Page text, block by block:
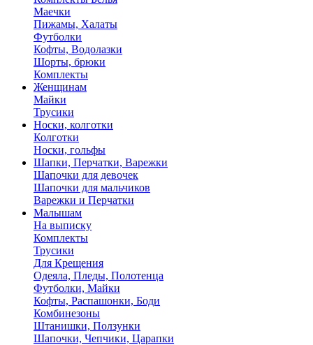
Маечки
Пижамы, Халаты
Футболки
Кофты, Водолазки
Шорты, брюки
Комплекты
Женщинам
Майки
Трусики
Носки, колготки
Колготки
Носки, гольфы
Шапки, Перчатки, Варежки
Шапочки для девочек
Шапочки для мальчиков
Варежки и Перчатки
Малышам
На выписку
Комплекты
Трусики
Для Крещения
Одеяла, Пледы, Полотенца
Футболки, Майки
Кофты, Распашонки, Боди
Комбинезоны
Штанишки, Ползунки
Шапочки, Чепчики, Царапки